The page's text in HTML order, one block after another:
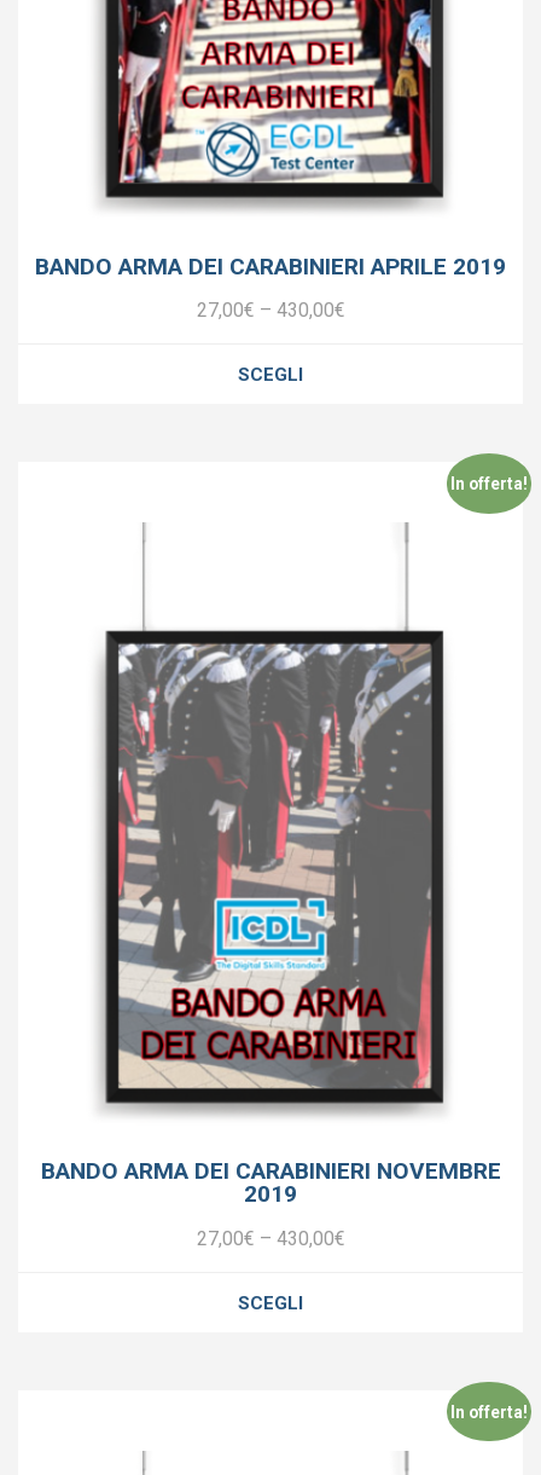
BANDO ARMA DEI CARABINIERI APRILE 2019
27,00€ – 430,00€
SCEGLI
In offerta!
BANDO ARMA DEI CARABINIERI NOVEMBRE
2019
27,00€ – 430,00€
SCEGLI
In offerta!